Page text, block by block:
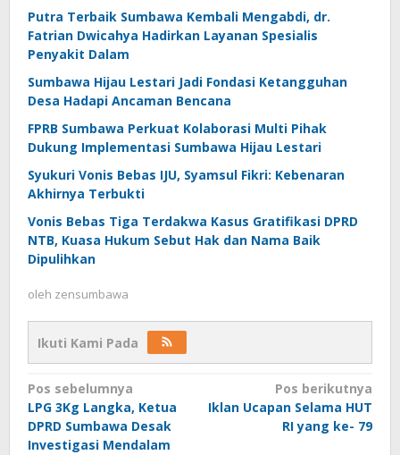
Putra Terbaik Sumbawa Kembali Mengabdi, dr.
Fatrian Dwicahya Hadirkan Layanan Spesialis
Penyakit Dalam
Sumbawa Hijau Lestari Jadi Fondasi Ketangguhan
Desa Hadapi Ancaman Bencana
FPRB Sumbawa Perkuat Kolaborasi Multi Pihak
Dukung Implementasi Sumbawa Hijau Lestari
Syukuri Vonis Bebas IJU, Syamsul Fikri: Kebenaran
Akhirnya Terbukti
Vonis Bebas Tiga Terdakwa Kasus Gratifikasi DPRD
NTB, Kuasa Hukum Sebut Hak dan Nama Baik
Dipulihkan
oleh zensumbawa
Ikuti Kami Pada
Navigasi
pos
Pos sebelumnya
LPG 3Kg Langka, Ketua
DPRD Sumbawa Desak
Investigasi Mendalam
Pos berikutnya
Iklan Ucapan Selama HUT
RI yang ke- 79